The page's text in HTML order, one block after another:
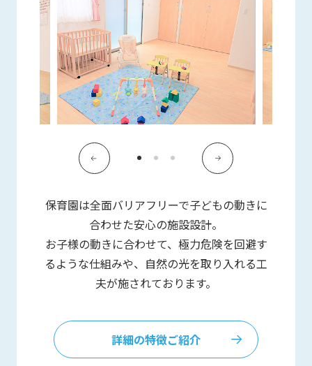
保育園は全面バリアフリーで子どもの動きに
合わせた安心の施設設計。
お子様の動きに合わせて、極力危険を回避す
るような仕組みや、自然の光を取り入れる工
夫が施されております。
詳細の特徴ご紹介